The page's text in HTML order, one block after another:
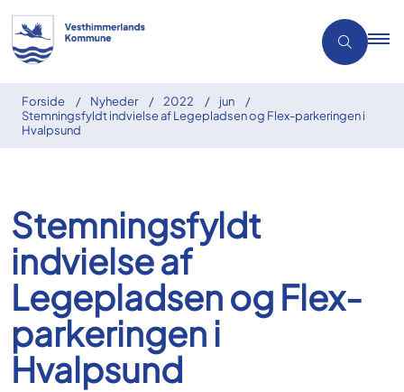
Forside Nyheder 2022
jun
Stemningsfyldt indvielse af Legepladsen og Flex-parkeringen i
Hvalpsund
Stemningsfyldt
indvielse af
Legepladsen og Flex-
parkeringen i
Hvalpsund